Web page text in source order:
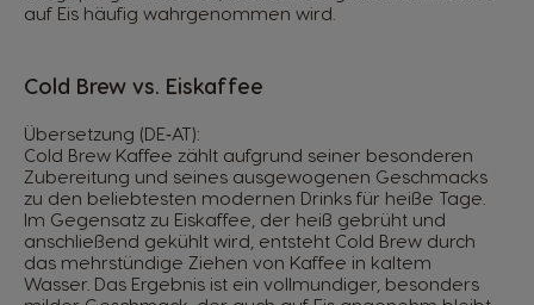
auf Eis häufig wahrgenommen wird.
Cold Brew vs. Eiskaffee
Übersetzung (DE‑AT):
Cold Brew Kaffee zählt aufgrund seiner besonderen
Zubereitung und seines ausgewogenen Geschmacks
zu den beliebtesten modernen Drinks für heiße Tage.
Im Gegensatz zu Eiskaffee, der heiß gebrüht und
anschließend gekühlt wird, entsteht Cold Brew durch
das mehrstündige Ziehen von Kaffee in kaltem
Wasser. Das Ergebnis ist ein vollmundiger, besonders